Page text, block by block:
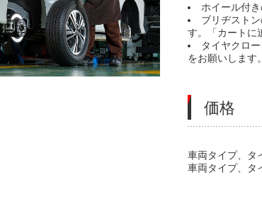
ホイール付
ブリヂスト
す。「カートに
タイヤクロ
をお願いします。
価格
車両タイプ、タ
車両タイプ、タ